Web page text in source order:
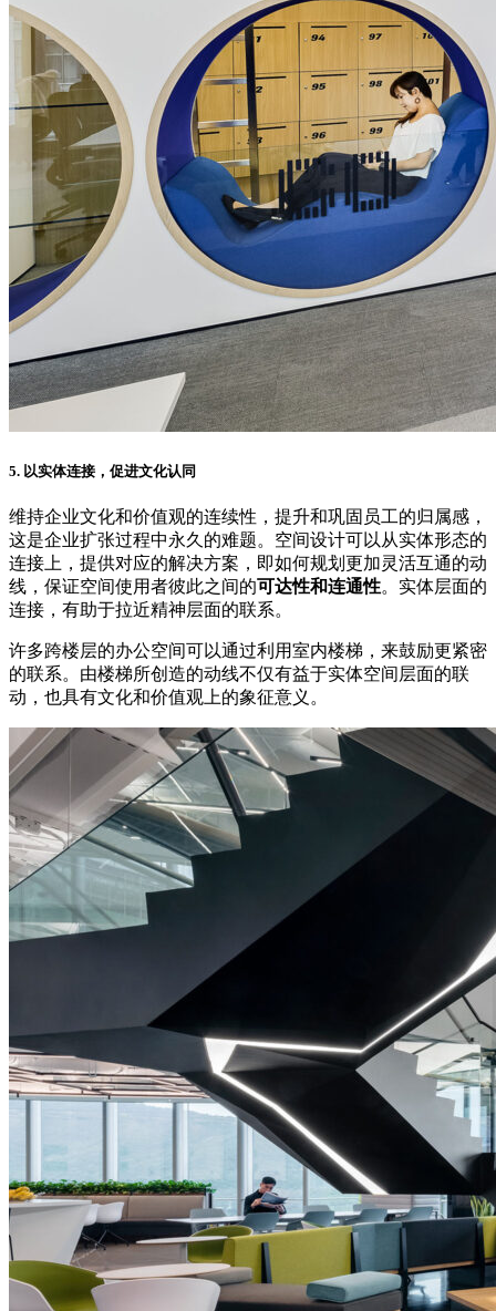
5. 以实体连接，促进文化认同
维持企业文化和价值观的连续性，提升和巩固员工的归属感，
这是企业扩张过程中永久的难题。空间设计可以从实体形态的
连接上，提供对应的解决方案，即如何规划更加灵活互通的动
线，保证空间使用者彼此之间的可达性和连通性。实体层面的
连接，有助于拉近精神层面的联系。
许多跨楼层的办公空间可以通过利用室内楼梯，来鼓励更紧密
的联系。由楼梯所创造的动线不仅有益于实体空间层面的联
动，也具有文化和价值观上的象征意义。